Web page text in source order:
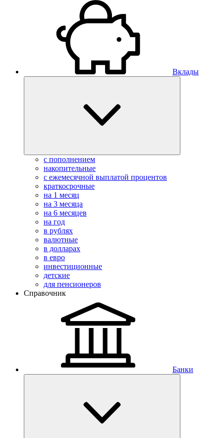
Вклады
с пополнением
накопительные
с ежемесячной выплатой процентов
краткосрочные
на 1 месяц
на 3 месяца
на 6 месяцев
на год
в рублях
валютные
в долларах
в евро
инвестиционные
детские
для пенсионеров
Справочник
Банки